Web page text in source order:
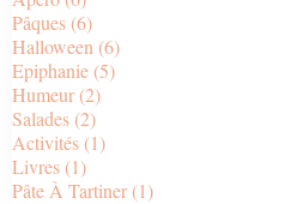
Pâques (6)
Halloween (6)
Epiphanie (5)
Humeur (2)
Salades (2)
Activités (1)
Livres (1)
Pâte À Tartiner (1)